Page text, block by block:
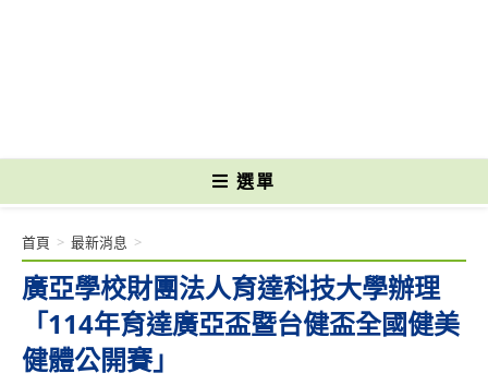
選單
廣亞學校財團法人育達科技大學辦理
「114年育達廣亞盃暨台健盃全國健美
健體公開賽」
首頁 > 最新消息 >